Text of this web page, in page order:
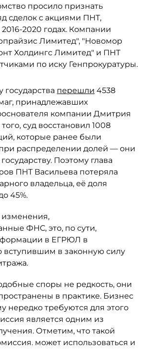
просило признать
сделок с акциями ПНТ,
2020 годах. Компании
Лимитед", "Новомор
Холдингс Лимитед" и ПНТ
по иску Генпрокуратуры.
государства перешли 4538
принадлежавших
компании Дмитрия
суд восстановил 1008
которые ранее были
распределении долей — они
Поэтому глава
ПНТ Васильева потеряла
владельца, её доля
45%.
изменения,
ФНС, это, по сути,
в ЕГРЮЛ в
вступившим в законную силу
споры не редкость, они
в практике. Бизнес
нередко требуются для этого
является одним из
Отметим, что такой
может использоваться и